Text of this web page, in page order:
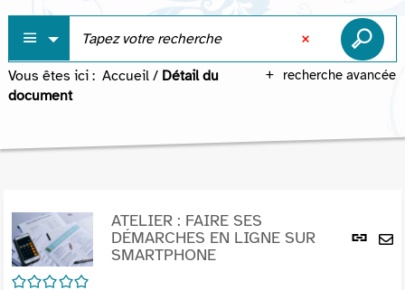
recherche avancée
Vous êtes ici : Accueil / Détail du
document
Lien
/5
ATELIER : FAIRE SES
DÉMARCHES EN LIGNE SUR
SMARTPHONE